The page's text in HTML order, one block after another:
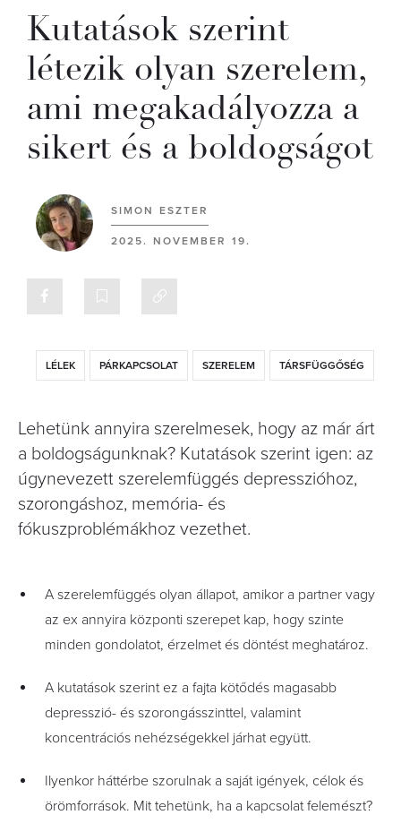
Kutatások szerint
létezik olyan szerelem,
ami megakadályozza a
sikert és a boldogságot
SIMON ESZTER
2025. NOVEMBER 19.
LÉLEK PÁRKAPCSOLAT SZERELEM TÁRSFÜGGŐSÉG
Lehetünk annyira szerelmesek, hogy az már árt
a boldogságunknak? Kutatások szerint igen: az
úgynevezett szerelemfüggés depresszióhoz,
szorongáshoz, memória- és
fókuszproblémákhoz vezethet.
A szerelemfüggés olyan állapot, amikor a partner vagy
az ex annyira központi szerepet kap, hogy szinte
minden gondolatot, érzelmet és döntést meghatároz.
A kutatások szerint ez a fajta kötődés magasabb
depresszió- és szorongásszinttel, valamint
koncentrációs nehézségekkel járhat együtt.
Ilyenkor háttérbe szorulnak a saját igények, célok és
örömforrások. Mit tehetünk, ha a kapcsolat felemészt?